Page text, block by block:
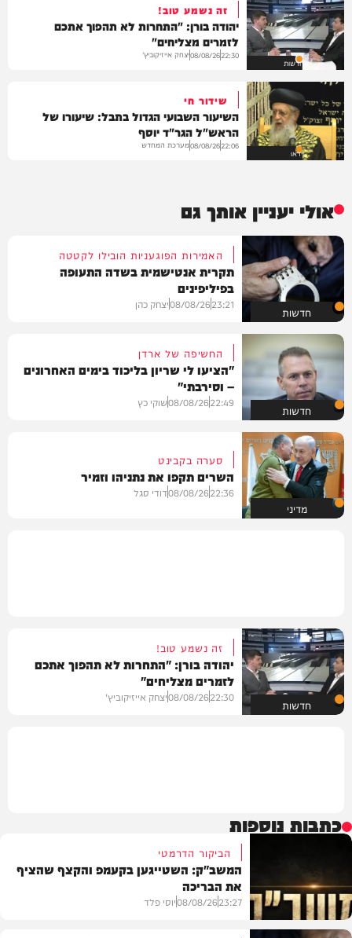
חדשות
זה נשמע טוב!
יהודה בורן: "התחרות לא תהפוך אתכם
לזמרים מצליחים"
22:30
08/08/26יצחק אייזיקוביץ'
וידאו
שידור חי
השיעור השבועי הגדול בתבל: שיעורו של
הראש"ל הגר"ד יוסף
22:06
08/08/26מערכת המחדש
אולי יעניין אותך גם
חדשות
האמירות הפוגעניות הובילו לקטטה
תקרית אנטישמית בשדה התעופה
בפיליפינים
23:21
08/08/26יצחק כהן
חדשות
החשיפה של ארדן
"הציעו לי שריון בליכוד בימים האחרונים
– וסירבתי"
22:49
08/08/26שוקי כץ
מדיני
סערה בקבינט
השרים תקפו את נתניהו וזמיר
22:36
08/08/26דודי סגל
חדשות
זה נשמע טוב!
יהודה בורן: "התחרות לא תהפוך אתכם
לזמרים מצליחים"
22:30
08/08/26יצחק אייזיקוביץ'
כתבות נוספות
הביקור הדרמטי
המשב"ק: השטייגען בקעמפ והקצף שהציף
את הבריכה
23:27
08/08/26יוסי פלד